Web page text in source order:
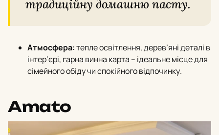
традиційну домашню пасту.
Атмосфера:тепле освітлення, дерев’яні деталі в
інтер’єрi, гарна винна карта – ідеальне місце для
сімейного обіду чи спокійного відпочинку.
Amato